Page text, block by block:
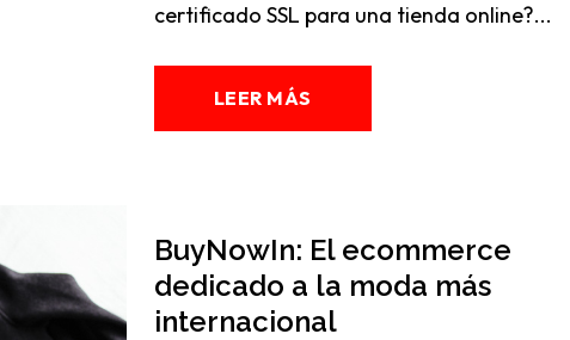
certificado SSL para una tienda online?...
LEER MÁS
BuyNowIn: El ecommerce
dedicado a la moda más
internacional